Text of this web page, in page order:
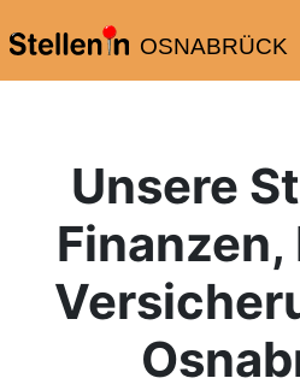
OSNABRÜCK
Unsere
Finanzen,